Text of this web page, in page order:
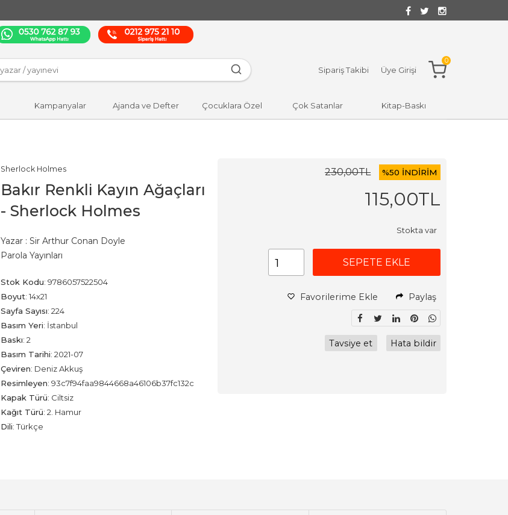
Sipariş Takibi Üye Girişi
0
Kampanyalar Ajanda ve Defter Çocuklara Özel Çok Satanlar Kitap-Baskı
Sherlock Holmes
Bakır Renkli Kayın Ağaçları
- Sherlock Holmes
Yazar : Sir Arthur Conan Doyle
Parola Yayınları
Stok Kodu: 9786057522504
Boyut: 14x21
Sayfa Sayısı: 224
Basım Yeri: İstanbul
Baskı: 2
Basım Tarihi: 2021-07
Çeviren: Deniz Akkuş
Resimleyen: 93c7f94faa9844668a46106b37fc132c
Kapak Türü: Ciltsiz
Kağıt Türü: 2. Hamur
Dili:Türkçe
230,00TL %50 İNDİRİM
115,00TL
Stokta var
SEPETE EKLE
Favorilerime Ekle Paylaş
Tavsiye et Hata bildir